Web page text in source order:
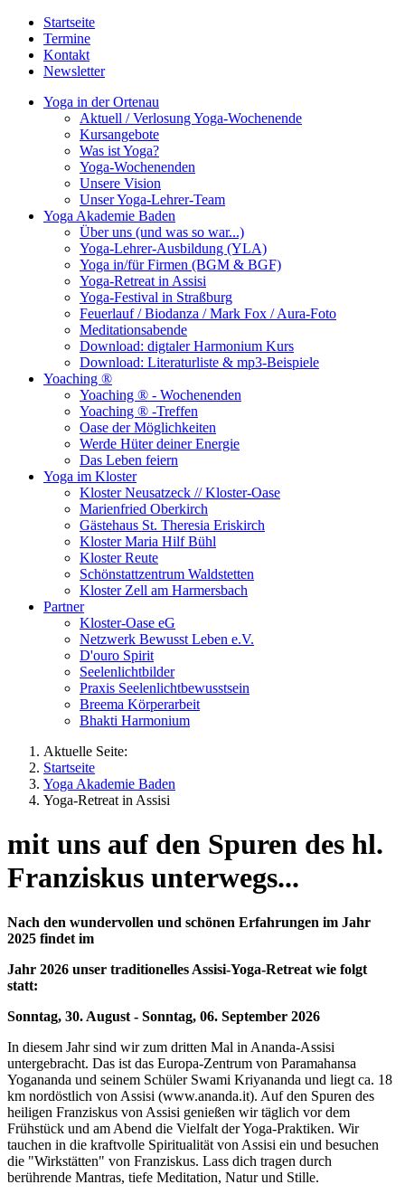
Startseite
Termine
Kontakt
Newsletter
Yoga in der Ortenau
Aktuell / Verlosung Yoga-Wochenende
Kursangebote
Was ist Yoga?
Yoga-Wochenenden
Unsere Vision
Unser Yoga-Lehrer-Team
Yoga Akademie Baden
Über uns (und was so war...)
Yoga-Lehrer-Ausbildung (YLA)
Yoga in/für Firmen (BGM & BGF)
Yoga-Retreat in Assisi
Yoga-Festival in Straßburg
Feuerlauf / Biodanza / Mark Fox / Aura-Foto
Meditationsabende
Download: digtaler Harmonium Kurs
Download: Literaturliste & mp3-Beispiele
Yoaching ®
Yoaching ® - Wochenenden
Yoaching ® -Treffen
Oase der Möglichkeiten
Werde Hüter deiner Energie
Das Leben feiern
Yoga im Kloster
Kloster Neusatzeck // Kloster-Oase
Marienfried Oberkirch
Gästehaus St. Theresia Eriskirch
Kloster Maria Hilf Bühl
Kloster Reute
Schönstattzentrum Waldstetten
Kloster Zell am Harmersbach
Partner
Kloster-Oase eG
Netzwerk Bewusst Leben e.V.
D'ouro Spirit
Seelenlichtbilder
Praxis Seelenlichtbewusstsein
Breema Körperarbeit
Bhakti Harmonium
Aktuelle Seite:
Startseite
Yoga Akademie Baden
Yoga-Retreat in Assisi
mit uns auf den Spuren des hl.
Franziskus unterwegs...
Nach den wundervollen und schönen Erfahrungen im Jahr
2025 findet im
Jahr 2026 unser traditionelles Assisi-Yoga-Retreat wie folgt
statt:
Sonntag, 30. August - Sonntag, 06. September 2026
In diesem Jahr sind wir zum dritten Mal in Ananda-Assisi
untergebracht. Das ist das Europa-Zentrum von Paramahansa
Yogananda und seinem Schüler Swami Kriyananda und liegt ca. 18
km nordöstlich von Assisi (www.ananda.it). Auf den Spuren des
heiligen Franziskus von Assisi genießen wir täglich vor dem
Frühstück und am Abend die Vielfalt der Yoga-Praktiken. Wir
tauchen in die kraftvolle Spiritualität von Assisi ein und besuchen
die "Wirkstätten" von Franziskus. Lass dich tragen durch
berührende Mantras, tiefe Meditation, Natur und Stille.